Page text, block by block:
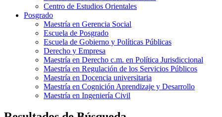
Centro de Estudios Orientales
Posgrado
Maestría en Gerencia Social
Escuela de Posgrado
Escuela de Gobierno y Políticas Públicas
Derecho y Empresa
Maestría en Derecho c.m. en Política Jurisdiccional
Maestría en Regulación de los Servicios Públicos
Maestría en Docencia universitaria
Maestría en Cognición Aprendizaje y Desarrollo
Maestría en Ingeniería Civil